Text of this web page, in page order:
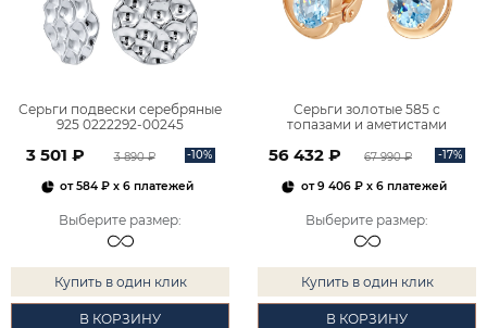
Серьги подвески серебряные
925 0222292-00245
3 501 ₽ 3 890 ₽ -10%
от584 ₽ x 6 платежей
Выберите размер:
Купить в один клик
В КОРЗИНУ
Серьги золотые 585 с
топазами и аметистами
56 432 ₽ 67 990 ₽ -17%
от9 406 ₽x 6 платежей
Выберите размер:
Купить в один клик
В КОРЗИНУ